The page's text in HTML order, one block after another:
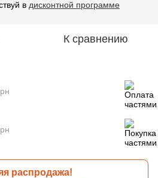
в дисконтной программе
К сравнению
распродажа!